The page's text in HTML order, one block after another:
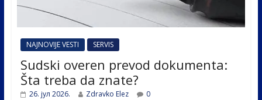
NAJNOVIJE VESTI SERVIS
Sudski overen prevod dokumenta:
Šta treba da znate?
26. јул 2026. Zdravko Elez 0